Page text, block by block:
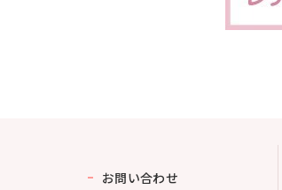
お問い合わせ